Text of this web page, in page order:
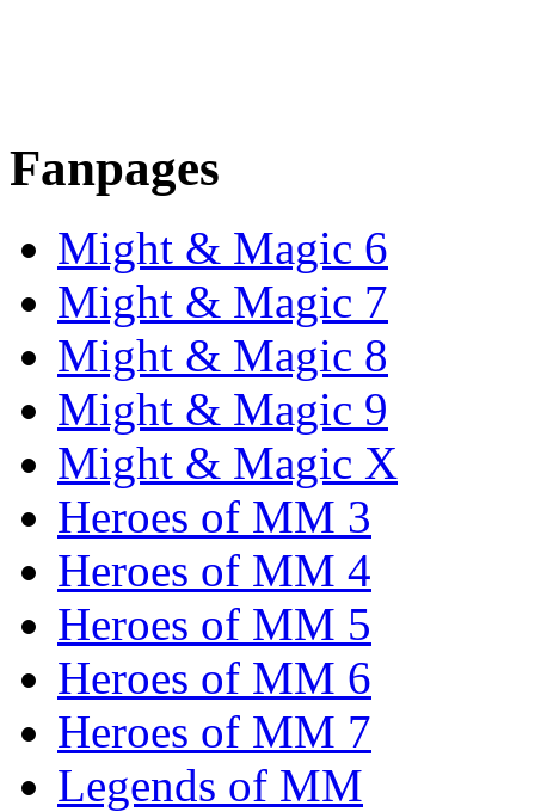
Fanpages
Might & Magic 6
Might & Magic 7
Might & Magic 8
Might & Magic 9
Might & Magic X
Heroes of MM 3
Heroes of MM 4
Heroes of MM 5
Heroes of MM 6
Heroes of MM 7
Legends of MM